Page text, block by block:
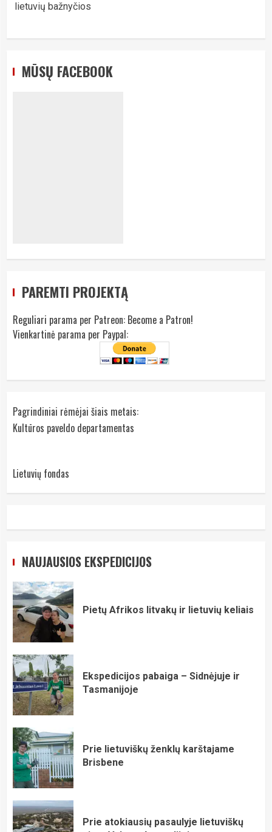
lietuvių bažnyčios
MŪSŲ FACEBOOK
PAREMTI PROJEKTĄ
Reguliari parama per Patreon: Become a Patron!
Vienkartinė parama per Paypal:
Pagrindiniai rėmėjai šiais metais:
Kultūros paveldo departamentas
Lietuvių fondas
NAUJAUSIOS EKSPEDICIJOS
Pietų Afrikos litvakų ir lietuvių keliais
Ekspedicijos pabaiga – Sidnėjuje ir
Tasmanijoje
Prie lietuviškų ženklų karštajame
Brisbene
Prie atokiausių pasaulyje lietuviškų